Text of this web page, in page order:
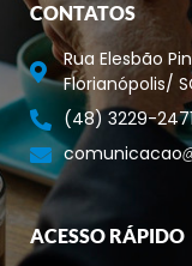
CONTATOS
Rua Elesbão
Florianópolis/
(48) 3229-
comunicacao
ACESSO RÁPIDO